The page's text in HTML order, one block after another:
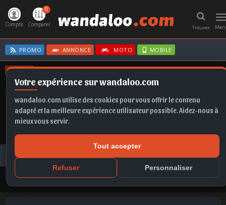
Votre expérience sur wandaloo.com
wandaloo.com utilise des cookies pour vous offrir le contenu
adapté et la meilleure expérience utilisateur possible. Aidez-nous à
mieux vous servir.
Tout accepter
Refuser Personnaliser
Trouver
Compte
0
Comparer
PROMO ANNONCE MOTO MOBILE
OFFRES
MOKKA KAMIQ
Toutes les annonces
JAGUAR XE 2019 Diesel Occasion Casablanca Maroc